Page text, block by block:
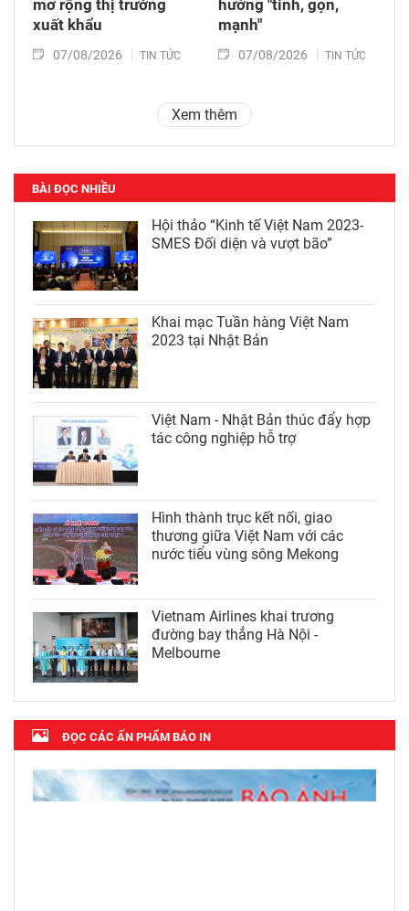
mở rộng thị trường
xuất khẩu
07/08/2026 TIN TỨC
hướng "tinh, gọn,
mạnh"
07/08/2026 TIN TỨC
Xem thêm
BÀI ĐỌC NHIỀU
Hội thảo “Kinh tế Việt Nam 2023-
SMES Đối diện và vượt bão”
Khai mạc Tuần hàng Việt Nam
2023 tại Nhật Bản
Việt Nam - Nhật Bản thúc đẩy hợp
tác công nghiệp hỗ trợ
Hình thành trục kết nối, giao
thương giữa Việt Nam với các
nước tiểu vùng sông Mekong
Vietnam Airlines khai trương
đường bay thẳng Hà Nội -
Melbourne
ĐỌC CÁC ẤN PHẨM BÁO IN